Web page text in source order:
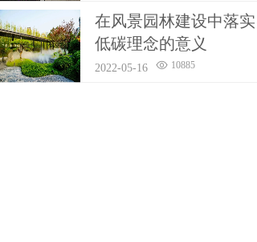
在风景园林建设中落实
低碳理念的意义
2022-05-16 10885